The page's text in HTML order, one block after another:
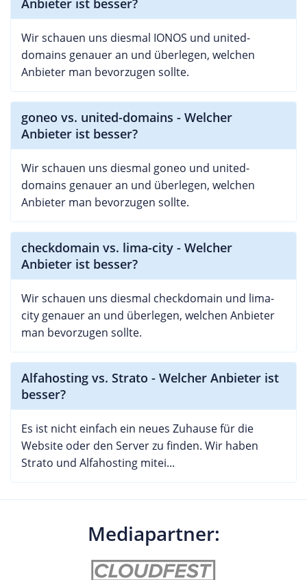
Wir schauen uns diesmal IONOS und united-
domains genauer an und überlegen, welchen
Anbieter man bevorzugen sollte.
goneo vs. united-domains - Welcher
Anbieter ist besser?
Wir schauen uns diesmal goneo und united-
domains genauer an und überlegen, welchen
Anbieter man bevorzugen sollte.
checkdomain vs. lima-city - Welcher
Anbieter ist besser?
Wir schauen uns diesmal checkdomain und lima-
city genauer an und überlegen, welchen Anbieter
man bevorzugen sollte.
Alfahosting vs. Strato - Welcher Anbieter ist
besser?
Es ist nicht einfach ein neues Zuhause für die
Website oder den Server zu finden. Wir haben
Strato und Alfahosting mitei...
Mediapartner: